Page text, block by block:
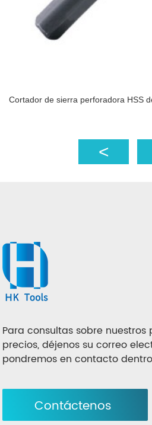
Cortador de sierra perforadora HSS
Para consultas sobre
precios, déjenos su correo
pondremos en contacto
Contáctenos